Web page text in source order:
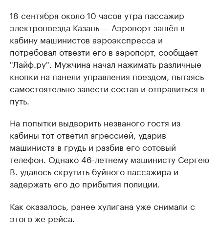
18 сентября около 10 часов утра пассажир
электропоезда Казань — Аэропорт зашёл в
кабину машинистов аэроэкспресса и
потребовал отвезти его в аэропорт, сообщает
"Лайф.ру". Мужчина начал нажимать различные
кнопки на панели управления поездом, пытаясь
самостоятельно завести состав и отправиться в
путь.
На попытки выдворить незваного гостя из
кабины тот ответил агрессией, ударив
машиниста в грудь и разбив его сотовый
телефон. Однако 46-летнему машинисту Сергею
В. удалось скрутить буйного пассажира и
задержать его до прибытия полиции.
Как оказалось, ранее хулигана уже снимали с
этого же рейса.